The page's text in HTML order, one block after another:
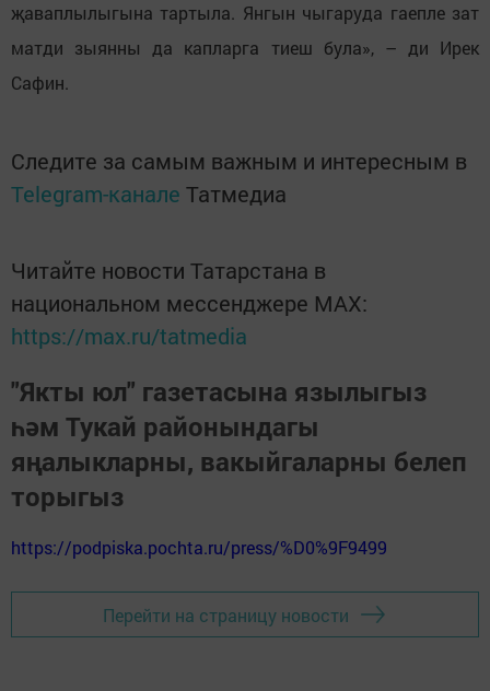
җаваплылыгына тартыла. Янгын чыгаруда гаепле зат
матди зыянны да капларга тиеш була», – ди Ирек
Сафин.
Следите за самым важным и интересным в
Telegram-канале Татмедиа
Читайте новости Татарстана в
национальном мессенджере MАХ:
https://max.ru/tatmedia
"Якты юл" газетасына язылыгыз
һәм Тукай районындагы
яңалыкларны, вакыйгаларны белеп
торыгыз
https://podpiska.pochta.ru/press/%D0%9F9499
Перейти на страницу новости